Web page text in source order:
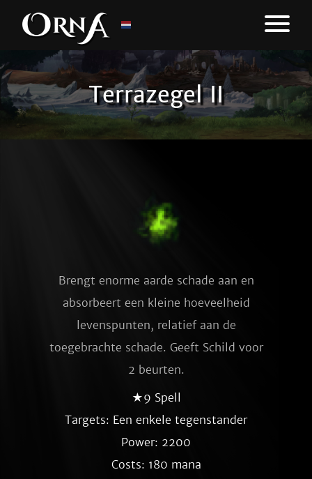
Terrazegel II
Brengt enorme aarde schade aan en
absorbeert een kleine hoeveelheid
levenspunten, relatief aan de
toegebrachte schade. Geeft Schild voor
2 beurten.
★9 Spell
Targets: Een enkele tegenstander
Power: 2200
Costs: 180 mana